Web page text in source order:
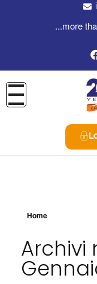
...more
Home
Archivi